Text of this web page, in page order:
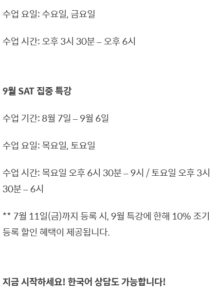
수업 요일: 수요일, 금요일
수업 시간: 오후 3시 30분 – 오후 6시
9월 SAT 집중 특강
수업 기간: 8월 7일 – 9월 6일
수업 요일: 목요일, 토요일
수업 시간: 목요일 오후 6시 30분 – 9시 / 토요일 오후 3시
30분 – 6시
** 7월 11일(금)까지 등록 시, 9월 특강에 한해 10% 조기
등록 할인 혜택이 제공됩니다.
지금 시작하세요! 한국어 상담도 가능합니다!